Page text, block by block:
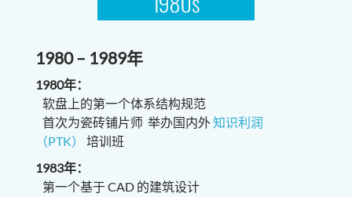
1980 – 1989年
1980年：
软盘上的第一个体系结构规范
首次为瓷砖铺片师 举办国内外知识利润
（PTK）
培训班
1983年：
第一个基于 CAD 的建筑设计